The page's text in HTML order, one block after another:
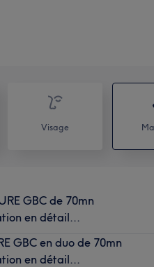
Visage
GBC de 70mn
en détail...
GBC en duo de 70mn
en détail...